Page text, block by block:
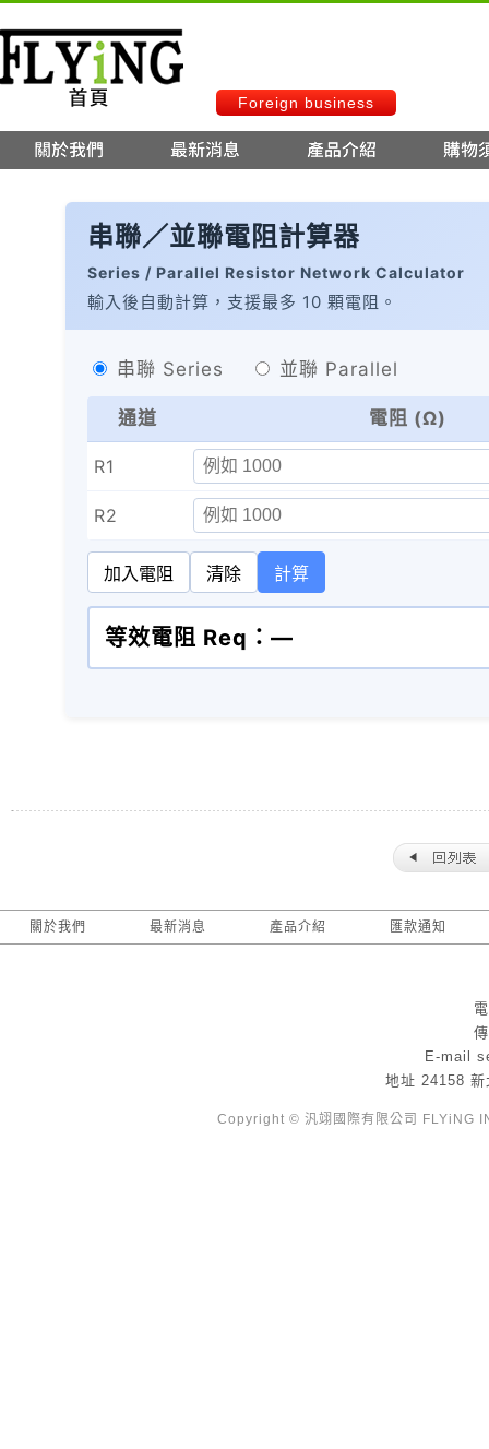
Foreign business
串聯／並聯電阻計算器
Series / Parallel Resistor Network Calculator
輸入後自動計算，支援最多 10 顆電阻。
串聯 Series 並聯 Parallel
通道 電阻 (Ω)
R1
R2
加入電阻 清除 計算
等效電阻 Req：—
關於我們 最新消息 產品介紹 匯款通知
E-mail
地址 24158 新
Copyright © 汎翊國際有限公司 FLYiNG